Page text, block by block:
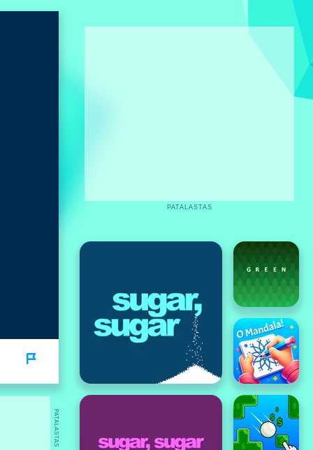
PATALASTAS
PATALASTAS